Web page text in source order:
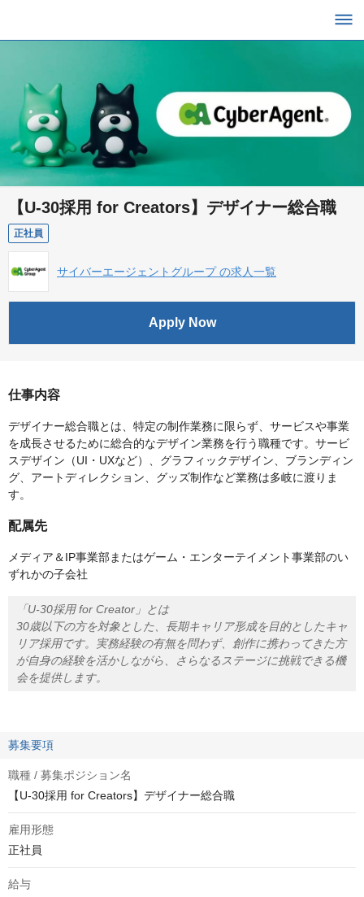
【U-30採用 for Creators】デザイナー総合職
正社員
サイバーエージェントグループ の求人一覧
Apply Now
仕事内容
デザイナー総合職とは、特定の制作業務に限らず、サービスや事業
を成長させるために総合的なデザイン業務を行う職種です。サービ
スデザイン（UI・UXなど）、グラフィックデザイン、ブランディン
グ、アートディレクション、グッズ制作など業務は多岐に渡りま
す。
配属先
メディア＆IP事業部またはゲーム・エンターテイメント事業部のい
ずれかの子会社
「U-30採用 for Creator」とは
30歳以下の方を対象とした、長期キャリア形成を目的としたキャ
リア採用です。実務経験の有無を問わず、創作に携わってきた方
が自身の経験を活かしながら、さらなるステージに挑戦できる機
会を提供します。
募集要項
職種 / 募集ポジション名
【U-30採用 for Creators】デザイナー総合職
雇用形態
正社員
給与